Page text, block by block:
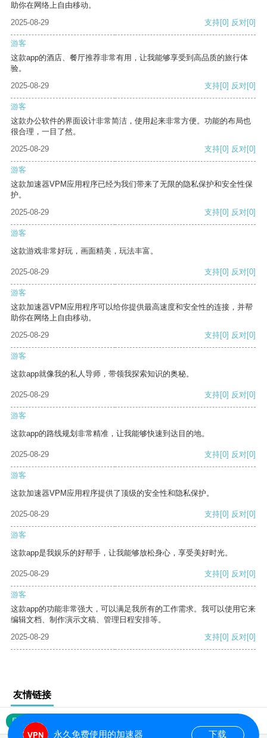
助你在网络上自由移动。
2025-08-29
支持[0] 反对[0]
游客
这款app的酒店、餐厅推荐非常有用，让我能够享受到高品质的旅行体
验。
2025-08-29
支持[0] 反对[0]
游客
这款办公软件的界面设计非常简洁，使用起来非常方便。功能的布局也
很合理，一目了然。
2025-08-29
支持[0] 反对[0]
游客
这款加速器VPM应用程序已经为我们带来了无限的隐私保护和安全性保
护。
2025-08-29
支持[0] 反对[0]
游客
这款游戏非常好玩，画面精美，玩法丰富。
2025-08-29 支持[0] 反对[0]
游客
这款加速器VPM应用程序可以给你提供最高速度和安全性的连接，并帮
助你在网络上自由移动。
2025-08-29
支持[0] 反对[0]
游客
这款app就像我的私人导师，带领我探索知识的奥秘。
2025-08-29 支持[0] 反对[0]
游客
这款app的路线规划非常精准，让我能够快速到达目的地。
2025-08-29 支持[0] 反对[0]
游客
这款加速器VPM应用程序提供了顶级的安全性和隐私保护。
2025-08-29 支持[0] 反对[0]
游客
这款app是我娱乐的好帮手，让我能够放松身心，享受美好时光。
2025-08-29 支持[0] 反对[0]
游客
这款app的功能非常强大，可以满足我所有的工作需求。我可以使用它来
编辑文档、制作演示文稿、管理日程安排等。
2025-08-29
支持[0] 反对[0]
友情链接
网站地图
永久免费使用的加速器 下载